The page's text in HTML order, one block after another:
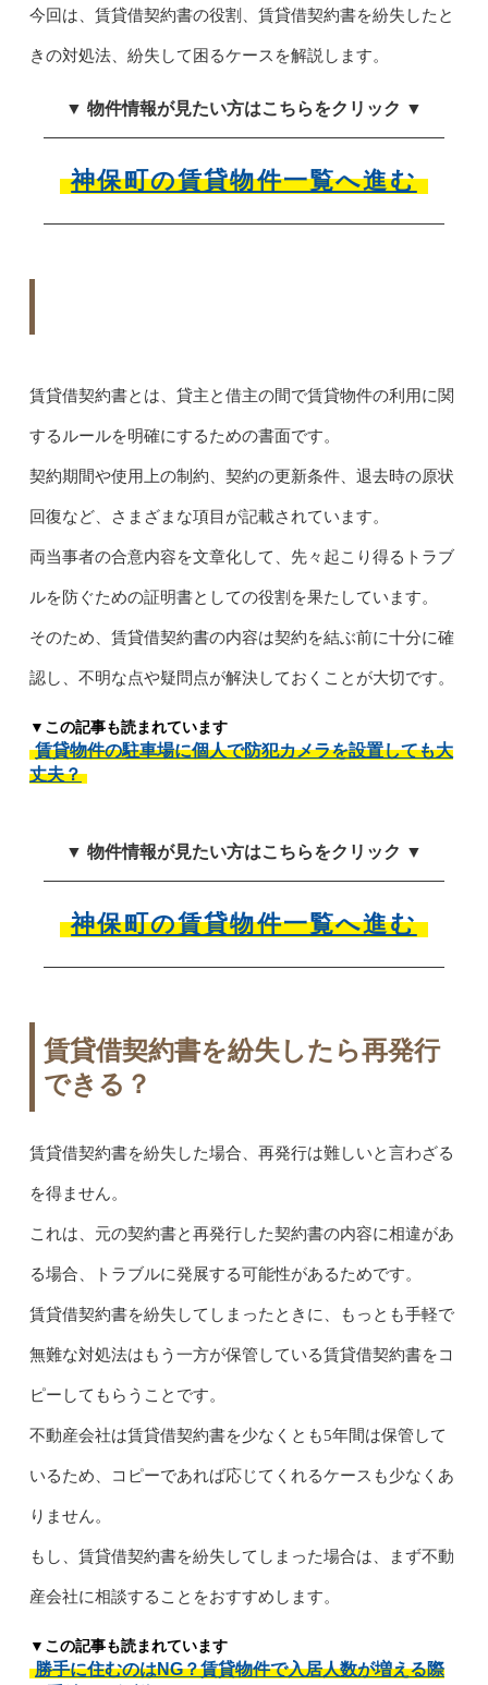
今回は、賃貸借契約書の役割、賃貸借契約書を紛失したと
きの対処法、紛失して困るケースを解説します。
▼ 物件情報が見たい方はこちらをクリック ▼
神保町の賃貸物件一覧へ進む
賃貸借契約書とは、貸主と借主の間で賃貸物件の利用に関
するルールを明確にするための書面です。
契約期間や使用上の制約、契約の更新条件、退去時の原状
回復など、さまざまな項目が記載されています。
両当事者の合意内容を文章化して、先々起こり得るトラブ
ルを防ぐための証明書としての役割を果たしています。
そのため、賃貸借契約書の内容は契約を結ぶ前に十分に確
認し、不明な点や疑問点が解決しておくことが大切です。
▼この記事も読まれています
賃貸物件の駐車場に個人で防犯カメラを設置しても大
丈夫？
▼ 物件情報が見たい方はこちらをクリック ▼
神保町の賃貸物件一覧へ進む
賃貸借契約書を紛失したら再発行
できる？
賃貸借契約書を紛失した場合、再発行は難しいと言わざる
を得ません。
これは、元の契約書と再発行した契約書の内容に相違があ
る場合、トラブルに発展する可能性があるためです。
賃貸借契約書を紛失してしまったときに、もっとも手軽で
無難な対処法はもう一方が保管している賃貸借契約書をコ
ピーしてもらうことです。
不動産会社は賃貸借契約書を少なくとも5年間は保管して
いるため、コピーであれば応じてくれるケースも少なくあ
りません。
もし、賃貸借契約書を紛失してしまった場合は、まず不動
産会社に相談することをおすすめします。
▼この記事も読まれています
勝手に住むのはNG？賃貸物件で入居人数が増える際